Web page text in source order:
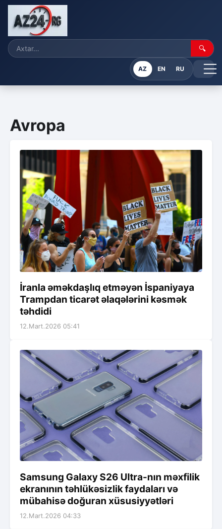
🔍
AZ EN RU
Avropa
İranla əməkdaşlıq etməyən İspaniyaya
Trampdan ticarət əlaqələrini kəsmək
təhdidi
12.Mart.2026 05:41
Samsung Galaxy S26 Ultra-nın məxfilik
ekranının təhlükəsizlik faydaları və
mübahisə doğuran xüsusiyyətləri
12.Mart.2026 04:33